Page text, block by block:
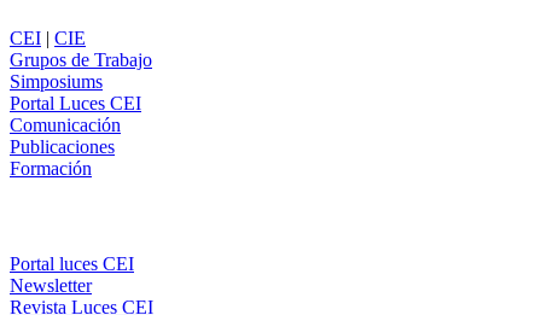
CEI | CIE
Grupos de Trabajo
Simposiums
Portal Luces CEI
Comunicación
Publicaciones
Formación
Portal luces CEI
Newsletter
Revista Luces CEI